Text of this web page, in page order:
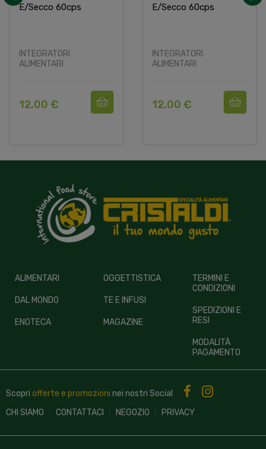
E/secco 60cps
INTEGRATORI
ALIMENTARI
12,00 €
E/secco 60cps
INTEGRATORI
ALIMENTARI
12,00 €
ALIMENTARI
DAL MONDO
ENOTECA
OGGETTISTICA
TE E INFUSI
MAGAZINE
TERMINI E
CONDIZIONI
SPEDIZIONI E
RESI
MODALITÀ
PAGAMENTO
Scopri offerte e promozioni nei nostri Social
CHI SIAMO
CONTATTACI NEGOZIO PRIVACY